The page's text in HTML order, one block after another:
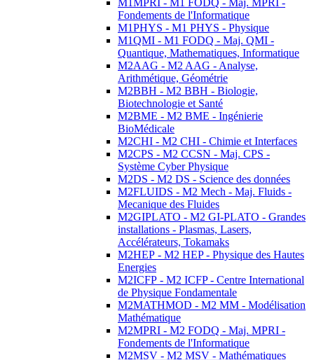
M1MPRI - M1 FODQ - Maj. MPRI -
Fondements de l'Informatique
M1PHYS - M1 PHYS - Physique
M1QMI - M1 FODQ - Maj. QMI -
Quantique, Mathematiques, Informatique
M2AAG - M2 AAG - Analyse,
Arithmétique, Géométrie
M2BBH - M2 BBH - Biologie,
Biotechnologie et Santé
M2BME - M2 BME - Ingénierie
BioMédicale
M2CHI - M2 CHI - Chimie et Interfaces
M2CPS - M2 CCSN - Maj. CPS -
Système Cyber Physique
M2DS - M2 DS - Science des données
M2FLUIDS - M2 Mech - Maj. Fluids -
Mecanique des Fluides
M2GIPLATO - M2 GI-PLATO - Grandes
installations - Plasmas, Lasers,
Accélérateurs, Tokamaks
M2HEP - M2 HEP - Physique des Hautes
Energies
M2ICFP - M2 ICFP - Centre International
de Physique Fondamentale
M2MATHMOD - M2 MM - Modélisation
Mathématique
M2MPRI - M2 FODQ - Maj. MPRI -
Fondements de l'Informatique
M2MSV - M2 MSV - Mathématiques